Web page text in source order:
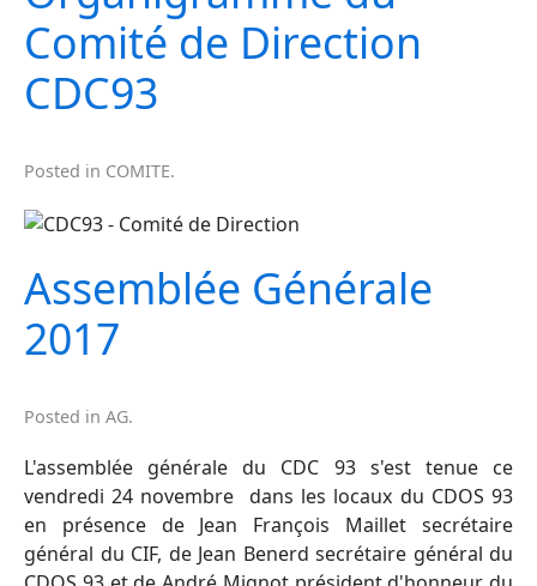
Comité de Direction
CDC93
Posted in COMITE.
Assemblée Générale
2017
Posted in AG.
L'assemblée générale du CDC 93 s'est tenue ce
vendredi 24 novembre dans les locaux du CDOS 93
en présence de Jean François Maillet secrétaire
général du CIF, de Jean Benerd secrétaire général du